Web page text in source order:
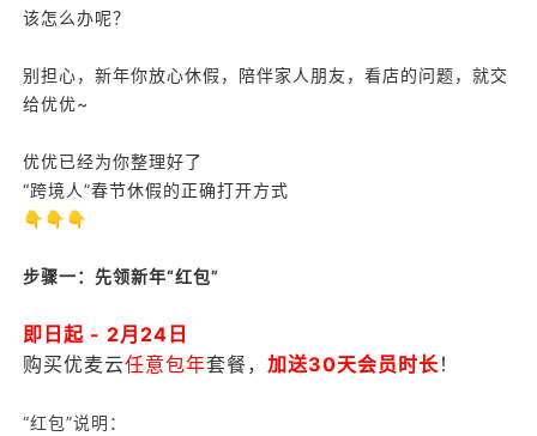
该怎么办呢？
别担心，新年你放心休假，陪伴家人朋友，看店的问题，就交
给优优~
优优已经为你整理好了
“跨境人”春节休假的正确打开方式
👇👇👇
步骤一：先领新年“红包”
即日起 - 2月24日
购买优麦云任意包年套餐， 加送30天会员时长！
“红包”说明：